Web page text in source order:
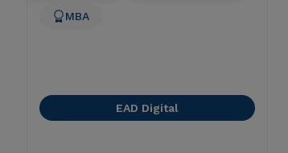
MBA
EAD Digital